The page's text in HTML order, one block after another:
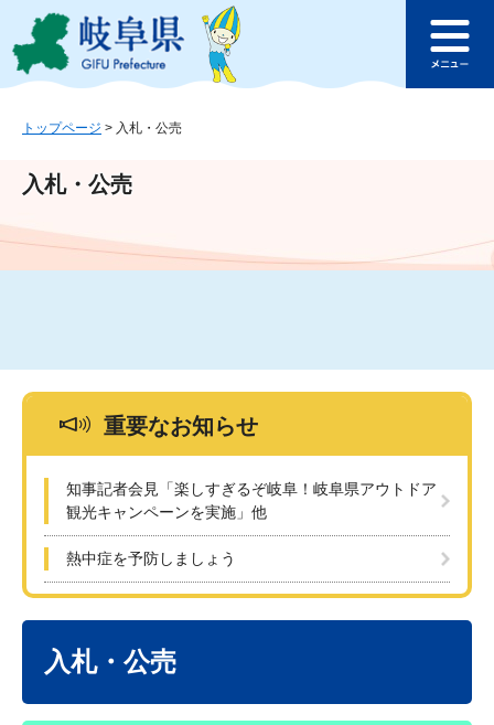
ジ
ュ
文
このページの本文へ
ュ
トップページ > 入札・公売
入札・公売
重要なお知らせ
知事記者会見「楽しすぎるぞ岐阜！岐阜県アウトドア
観光キャンペーンを実施」他
熱中症を予防しましょう
入札・公売